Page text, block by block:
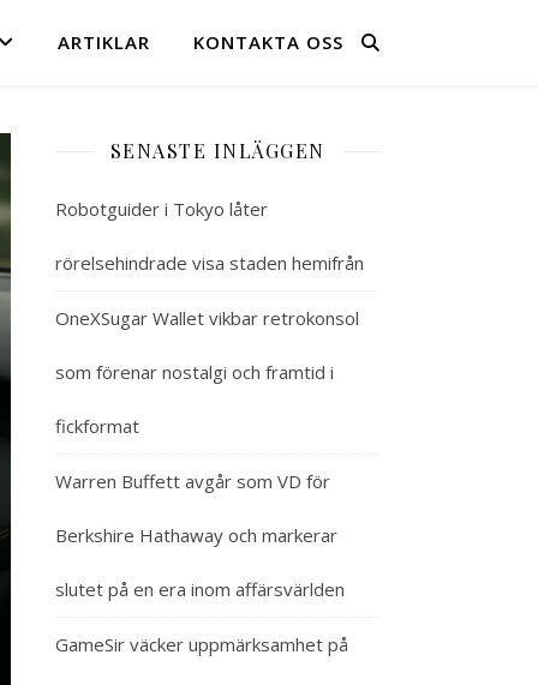
ARTIKLAR KONTAKTA OSS
SENASTE INLÄGGEN
Robotguider i Tokyo låter
rörelsehindrade visa staden hemifrån
OneXSugar Wallet vikbar retrokonsol
som förenar nostalgi och framtid i
fickformat
Warren Buffett avgår som VD för
Berkshire Hathaway och markerar
slutet på en era inom affärsvärlden
GameSir väcker uppmärksamhet på